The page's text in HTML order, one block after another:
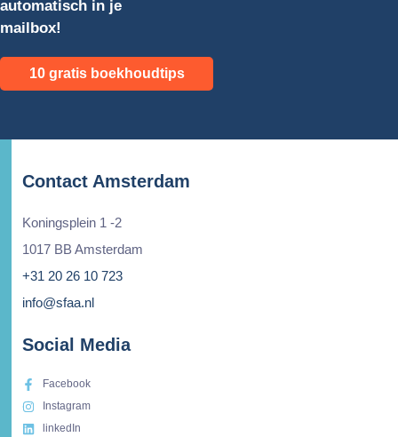
automatisch in je
mailbox!
10 gratis boekhoudtips
Contact Amsterdam
Koningsplein 1 -2
1017 BB Amsterdam
+31 20 26 10 723
info@sfaa.nl
Social Media
Facebook
Instagram
linkedIn